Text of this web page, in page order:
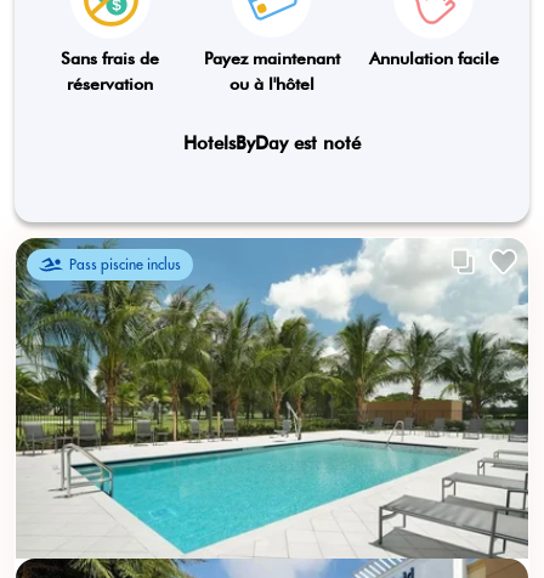
Sans frais de
réservation
Payez maintenant
ou à l'hôtel
Annulation facile
HotelsByDay est noté
Pass piscine inclus